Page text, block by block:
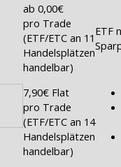
ab 0,00€
pro Trade
(ETF/ETC an 11
Handelsplätzen
handelbar)
ETF
7,90€ Flat
pro Trade
(ETF/ETC an 14
Handelsplätzen
handelbar)